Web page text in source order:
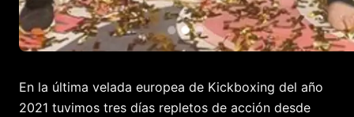
En la última velada europea de Kickboxing del año
2021 tuvimos tres días repletos de acción desde